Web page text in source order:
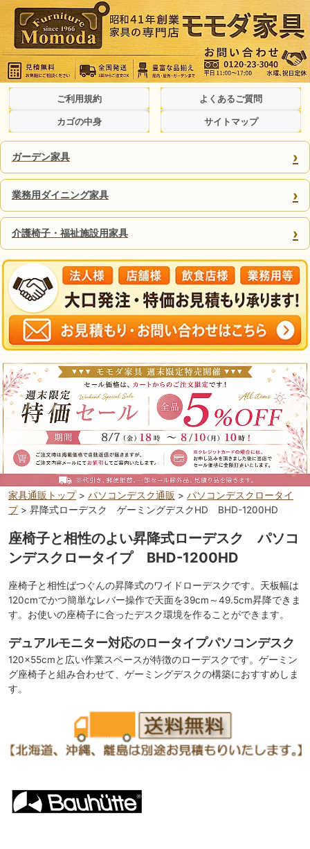
ご利用規約 よくあるご質問
カゴの中身 サイトマップ
ガーデン家具 ›
業務用ダイニング家具 ›
介護椅子・福祉施設用家具 ›
家具通販トップ> パソコンデスク通販 > パソコンデスクロータイ
プ> 昇降式ローデスク ゲーミングデスクHD BHD-1200HD
座椅子と相性のよい昇降式ローデスク パソコ
ンデスクロータイプ BHD-1200HD
座椅子と相性ばつぐんの昇降式のワイドローデスクです。天板幅は
120cmでかつ簡単なレバー操作で天面を39cm～49.5cm昇降できま
す。お使いの座椅子に合ったデスク環境を作ることができます。
デュアルモニター対応のロータイプパソコンデスク
120×55cmと広い作業スペースが特徴のローデスクです。ゲーミン
グ座椅子と組み合わせて、ゲーミングデスクの構築におすすめしま
す。